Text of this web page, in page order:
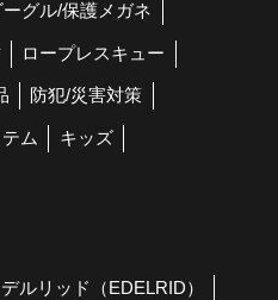
ーグル/保護メガネ
ロープレスキュー
防犯/災害対策
ム キッズ
ルリッド（EDELRID）